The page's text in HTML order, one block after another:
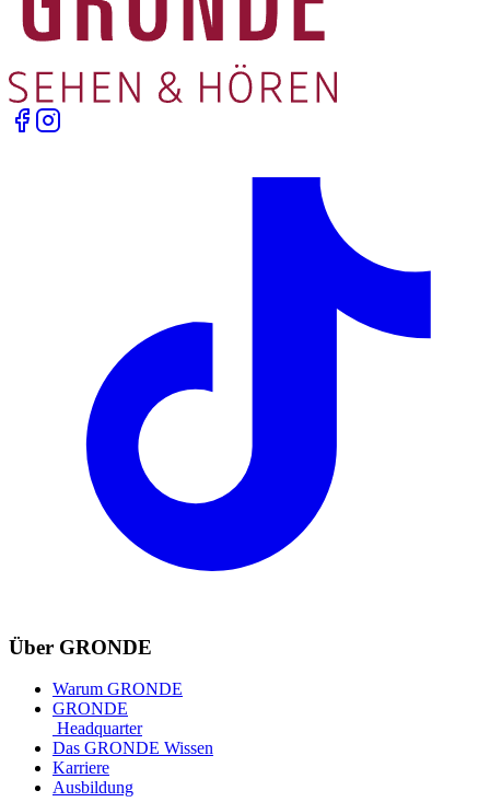
Über GRONDE
Warum GRONDE
GRONDE
Headquarter
Das GRONDE Wissen
Karriere
Ausbildung